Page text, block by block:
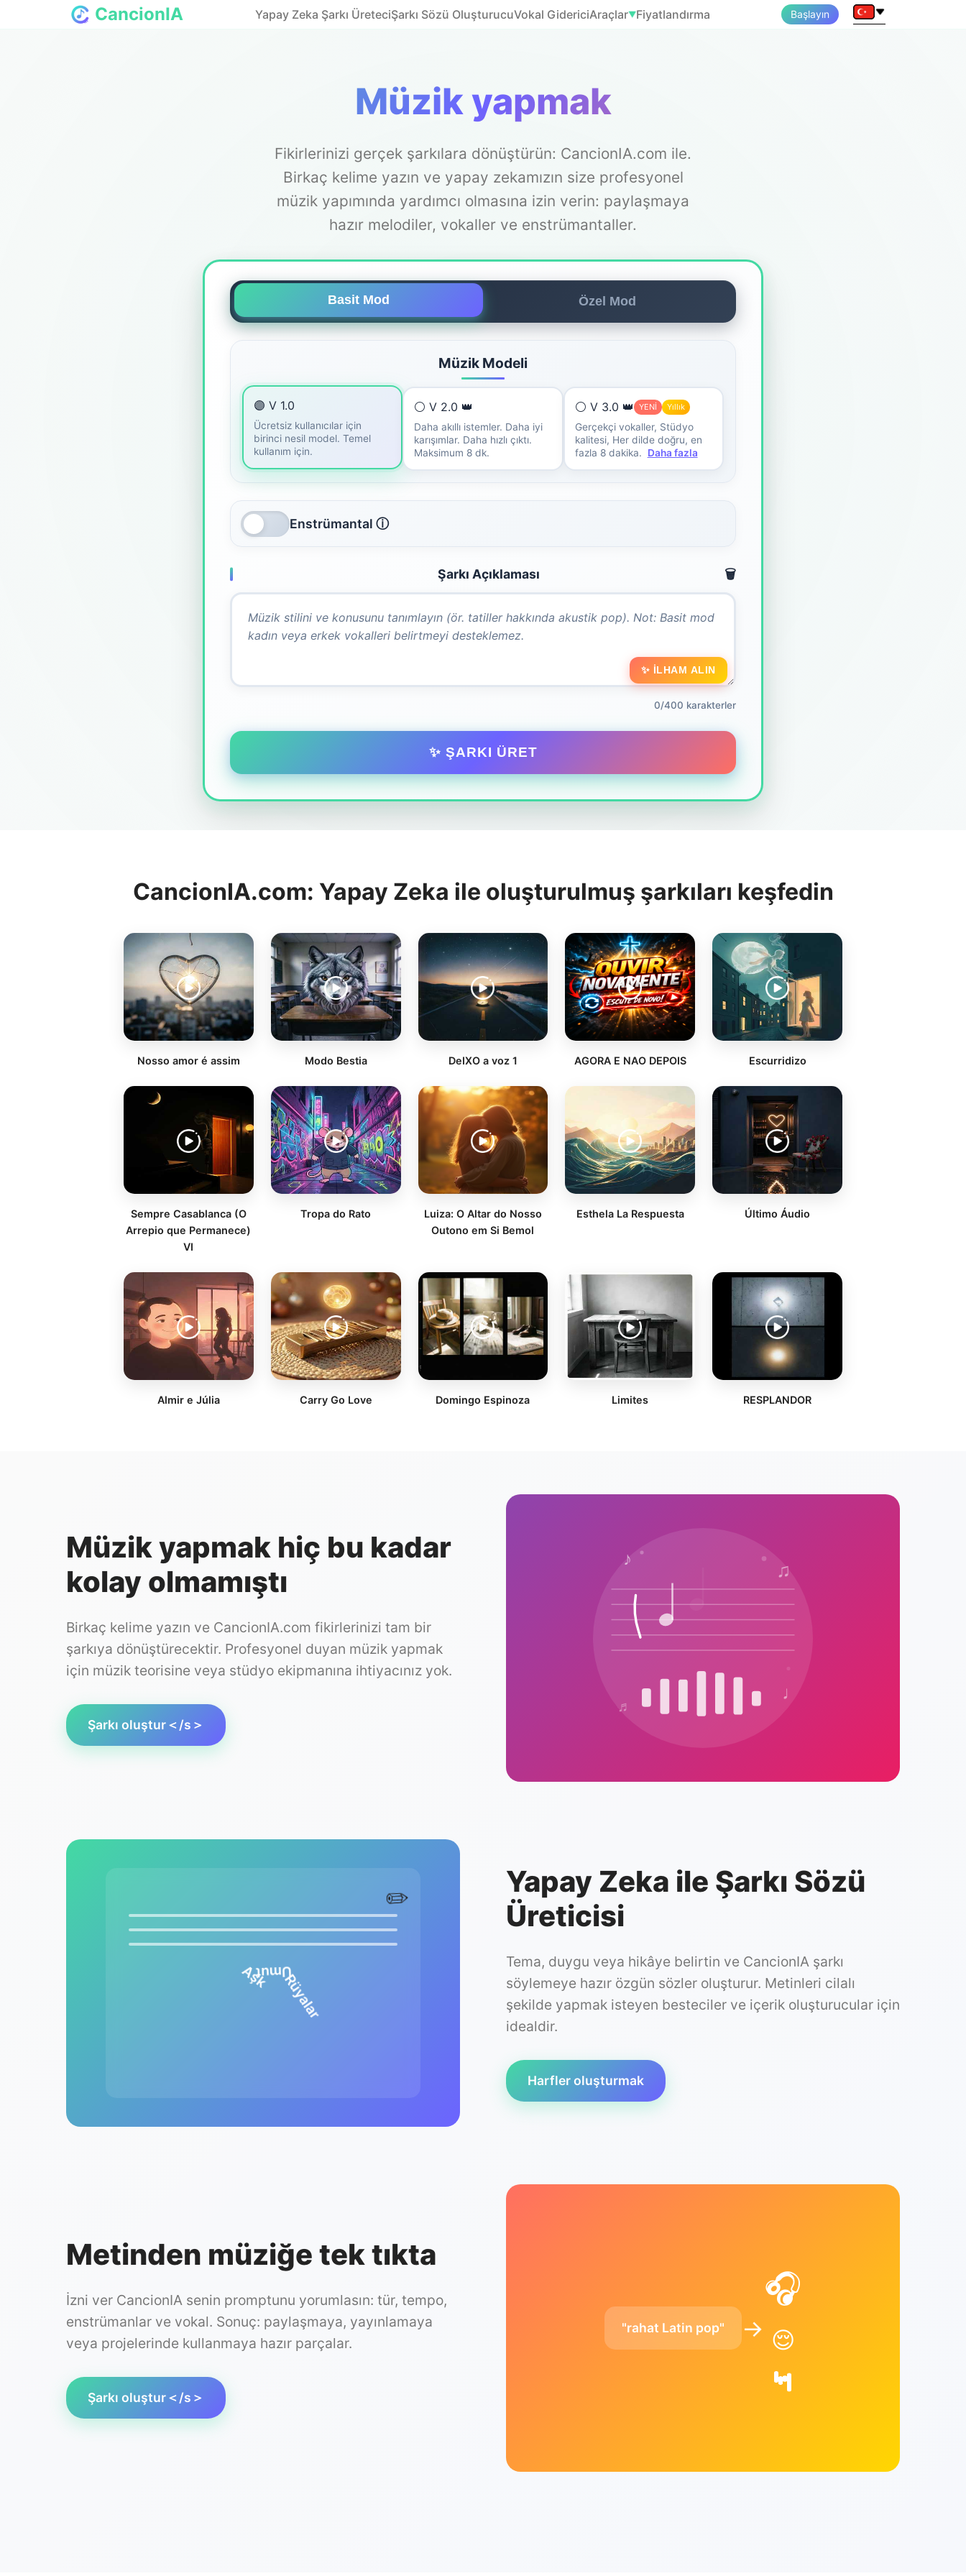
CancionIA Yapay Zeka Şarkı ÜreteciŞarkı Sözü OluşturucuVokal GidericiAraçlar▼Fiyatlandırma Başlayın
Müzik yapmak
Fikirlerinizi gerçek şarkılara dönüştürün: CancionIA.com ile.
Birkaç kelime yazın ve yapay zekamızın size profesyonel
müzik yapımında yardımcı olmasına izin verin: paylaşmaya
hazır melodiler, vokaller ve enstrümantaller.
Basit Mod Özel Mod
Müzik Modeli
🟣 V 1.0
Ücretsiz kullanıcılar için
birinci nesil model. Temel
kullanım için.
⚪ V 2.0 👑
Daha akıllı istemler. Daha iyi
karışımlar. Daha hızlı çıktı.
Maksimum 8 dk.
⚪ V 3.0 👑 YENİ Yıllık
Gerçekçi vokaller, Stüdyo
kalitesi, Her dilde doğru, en
fazla 8 dakika.
Daha fazla
Enstrümantal ⓘ
Şarkı Açıklaması 🗑️
✨ İLHAM ALIN
0/400 karakterler
✨ ŞARKI ÜRET
CancionIA.com: Yapay Zeka ile oluşturulmuş şarkıları keşfedin
Nosso amor é assim Modo Bestia DeIXO a voz 1 AGORA E NAO DEPOIS Escurridizo
Sempre Casablanca (O
Arrepio que Permanece)
VI
Tropa do Rato
Luiza: O Altar do Nosso
Outono em Si Bemol
Esthela La Respuesta Último Áudio
Almir e Júlia Carry Go Love Domingo Espinoza Limites RESPLANDOR
Müzik yapmak hiç bu kadar
kolay olmamıştı
Birkaç kelime yazın ve CancionIA.com fikirlerinizi tam bir
şarkıya dönüştürecektir. Profesyonel duyan müzik yapmak
için müzik teorisine veya stüdyo ekipmanına ihtiyacınız yok.
Şarkı oluştur＜/s＞
♪ ♫
♬
♩
Yapay Zeka ile Şarkı Sözü
Üreticisi
Tema, duygu veya hikâye belirtin ve CancionIA şarkı
söylemeye hazır özgün sözler oluşturur. Metinleri cilalı
şekilde yapmak isteyen besteciler ve içerik oluşturucular için
idealdir.
Harfler oluşturmak
✏️
Aşk Rüyalar
Umut
Metinden müziğe tek tıkta
İzni ver CancionIA senin promptunu yorumlasın: tür, tempo,
enstrümanlar ve vokal. Sonuç: paylaşmaya, yayınlamaya
veya projelerinde kullanmaya hazır parçalar.
Şarkı oluştur＜/s＞
"rahat Latin pop" →
🎧
😌